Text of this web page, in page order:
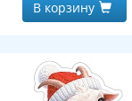
В корзину